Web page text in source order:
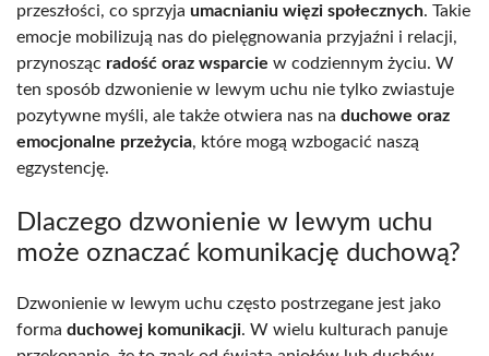
przeszłości, co sprzyja umacnianiu więzi społecznych. Takie
emocje mobilizują nas do pielęgnowania przyjaźni i relacji,
przynosząc radość oraz wsparcie w codziennym życiu. W
ten sposób dzwonienie w lewym uchu nie tylko zwiastuje
pozytywne myśli, ale także otwiera nas na duchowe oraz
emocjonalne przeżycia, które mogą wzbogacić naszą
egzystencję.
Dlaczego dzwonienie w lewym uchu
może oznaczać komunikację duchową?
Dzwonienie w lewym uchu często postrzegane jest jako
forma duchowej komunikacji. W wielu kulturach panuje